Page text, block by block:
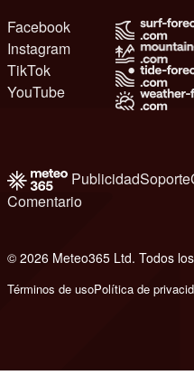
Facebook
Instagram
TikTok
YouTube
PublicidadSoporte
Comentario
© 2026 Meteo365 Ltd. Todos
Términos de usoPolítica de